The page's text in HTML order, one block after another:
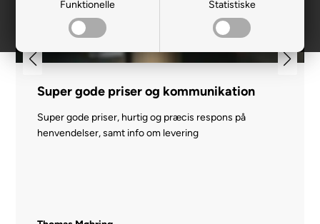
Funktionelle Statistiske
Super gode priser og kommunikation
Super gode priser, hurtig og præcis respons på
henvendelser, samt info om levering